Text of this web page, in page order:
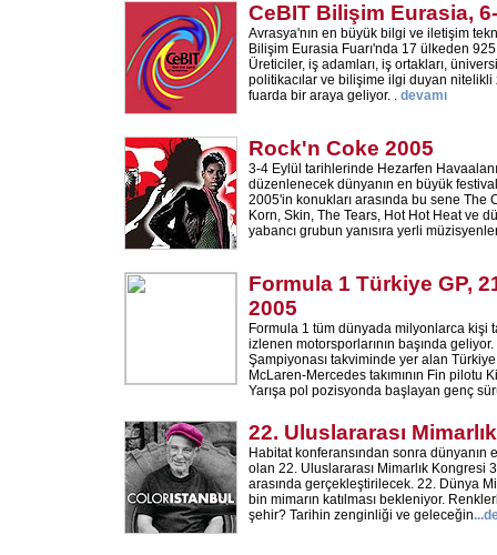
CeBIT Bilişim Eurasia,
Avrasya'nın en büyük bilgi ve iletişim
Bilişim Eurasia Fuarı'nda 17 ülkeden 925
Üreticiler, iş adamları, iş ortakları,
politikacılar ve bilişime ilgi duyan
fuarda bir araya geliyor. . devamı
Rock'n Coke 2005
3-4 Eylül tarihlerinde Hezarfen
düzenlenecek dünyanın en büyük
2005'in konukları arasında bu sene The
Korn, Skin, The Tears, Hot Hot Heat ve
yabancı grubun yanısıra yerli
Formula 1 Türkiye GP,
2005
Formula 1 tüm dünyada milyonlarca kişi
izlenen motorsporlarının başında
Şampiyonası takviminde yer alan
McLaren-Mercedes takımının Fin pilotu
Yarışa pol pozisyonda başlayan genç
22. Uluslararası
Habitat konferansından sonra dünyanın
olan 22. Uluslararası Mimarlık Kongresi
arasında gerçekleştirilecek. 22. Dünya
bin mimarın katılması bekleniyor.
şehir? Tarihin zenginliği ve geleceğin...